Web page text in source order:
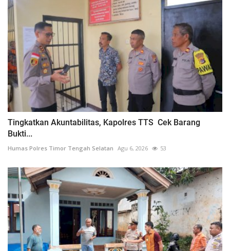
Tingkatkan Akuntabilitas, Kapolres TTS Cek Barang
Bukti...
Humas Polres Timor Tengah Selatan Agu 6, 2026 53